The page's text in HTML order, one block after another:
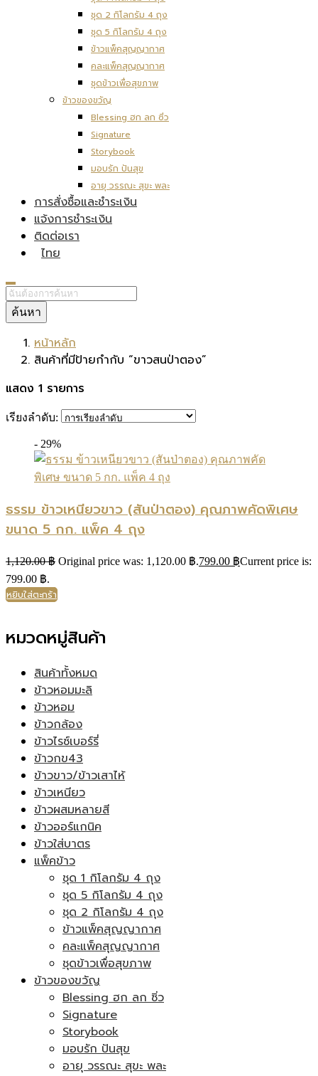
ชุด 2 กิโลกรัม 4 ถุง
ชุด 5 กิโลกรัม 4 ถุง
ข้าวแพ็คสุญญากาศ
คละแพ็คสุญญากาศ
ชุดข้าวเพื่อสุขภาพ
ข้าวของขวัญ
Blessing ฮก ลก ซิ่ว
Signature
Storybook
มอบรัก ปันสุข
อายุ วรรณะ สุขะ พละ
การสั่งซื้อและชำระเงิน
แจ้งการชำระเงิน
ติดต่อเรา
ไทย
ค้นหา
หน้าหลัก
สินค้าที่มีป้ายกำกับ “ขาวสนป่าตอง”
แสดง 1 รายการ
เรียงลำดับ:
- 29%
ธรรม ข้าวเหนียวขาว (สันป่าตอง) คุณภาพคัดพิเศษ
ขนาด 5 กก. แพ็ค 4 ถุง
1,120.00฿ Original price was: 1,120.00 ฿.799.00 ฿Current price is:
799.00 ฿.
หยิบใส่ตะกร้า
หมวดหมู่สินค้า
สินค้าทั้งหมด
ข้าวหอมมะลิ
ข้าวหอม
ข้าวกล้อง
ข้าวไรซ์เบอร์รี่
ข้าวกข43
ข้าวขาว/ข้าวเสาไห้
ข้าวเหนียว
ข้าวผสมหลายสี
ข้าวออร์แกนิค
ข้าวใส่บาตร
แพ็คข้าว
ชุด 1 กิโลกรัม 4 ถุง
ชุด 5 กิโลกรัม 4 ถุง
ชุด 2 กิโลกรัม 4 ถุง
ข้าวแพ็คสุญญากาศ
คละแพ็คสุญญากาศ
ชุดข้าวเพื่อสุขภาพ
ข้าวของขวัญ
Blessing ฮก ลก ซิ่ว
Signature
Storybook
มอบรัก ปันสุข
อายุ วรรณะ สุขะ พละ